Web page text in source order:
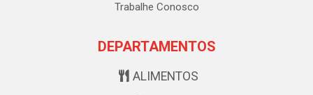
Trabalhe Conosco
DEPARTAMENTOS
ALIMENTOS